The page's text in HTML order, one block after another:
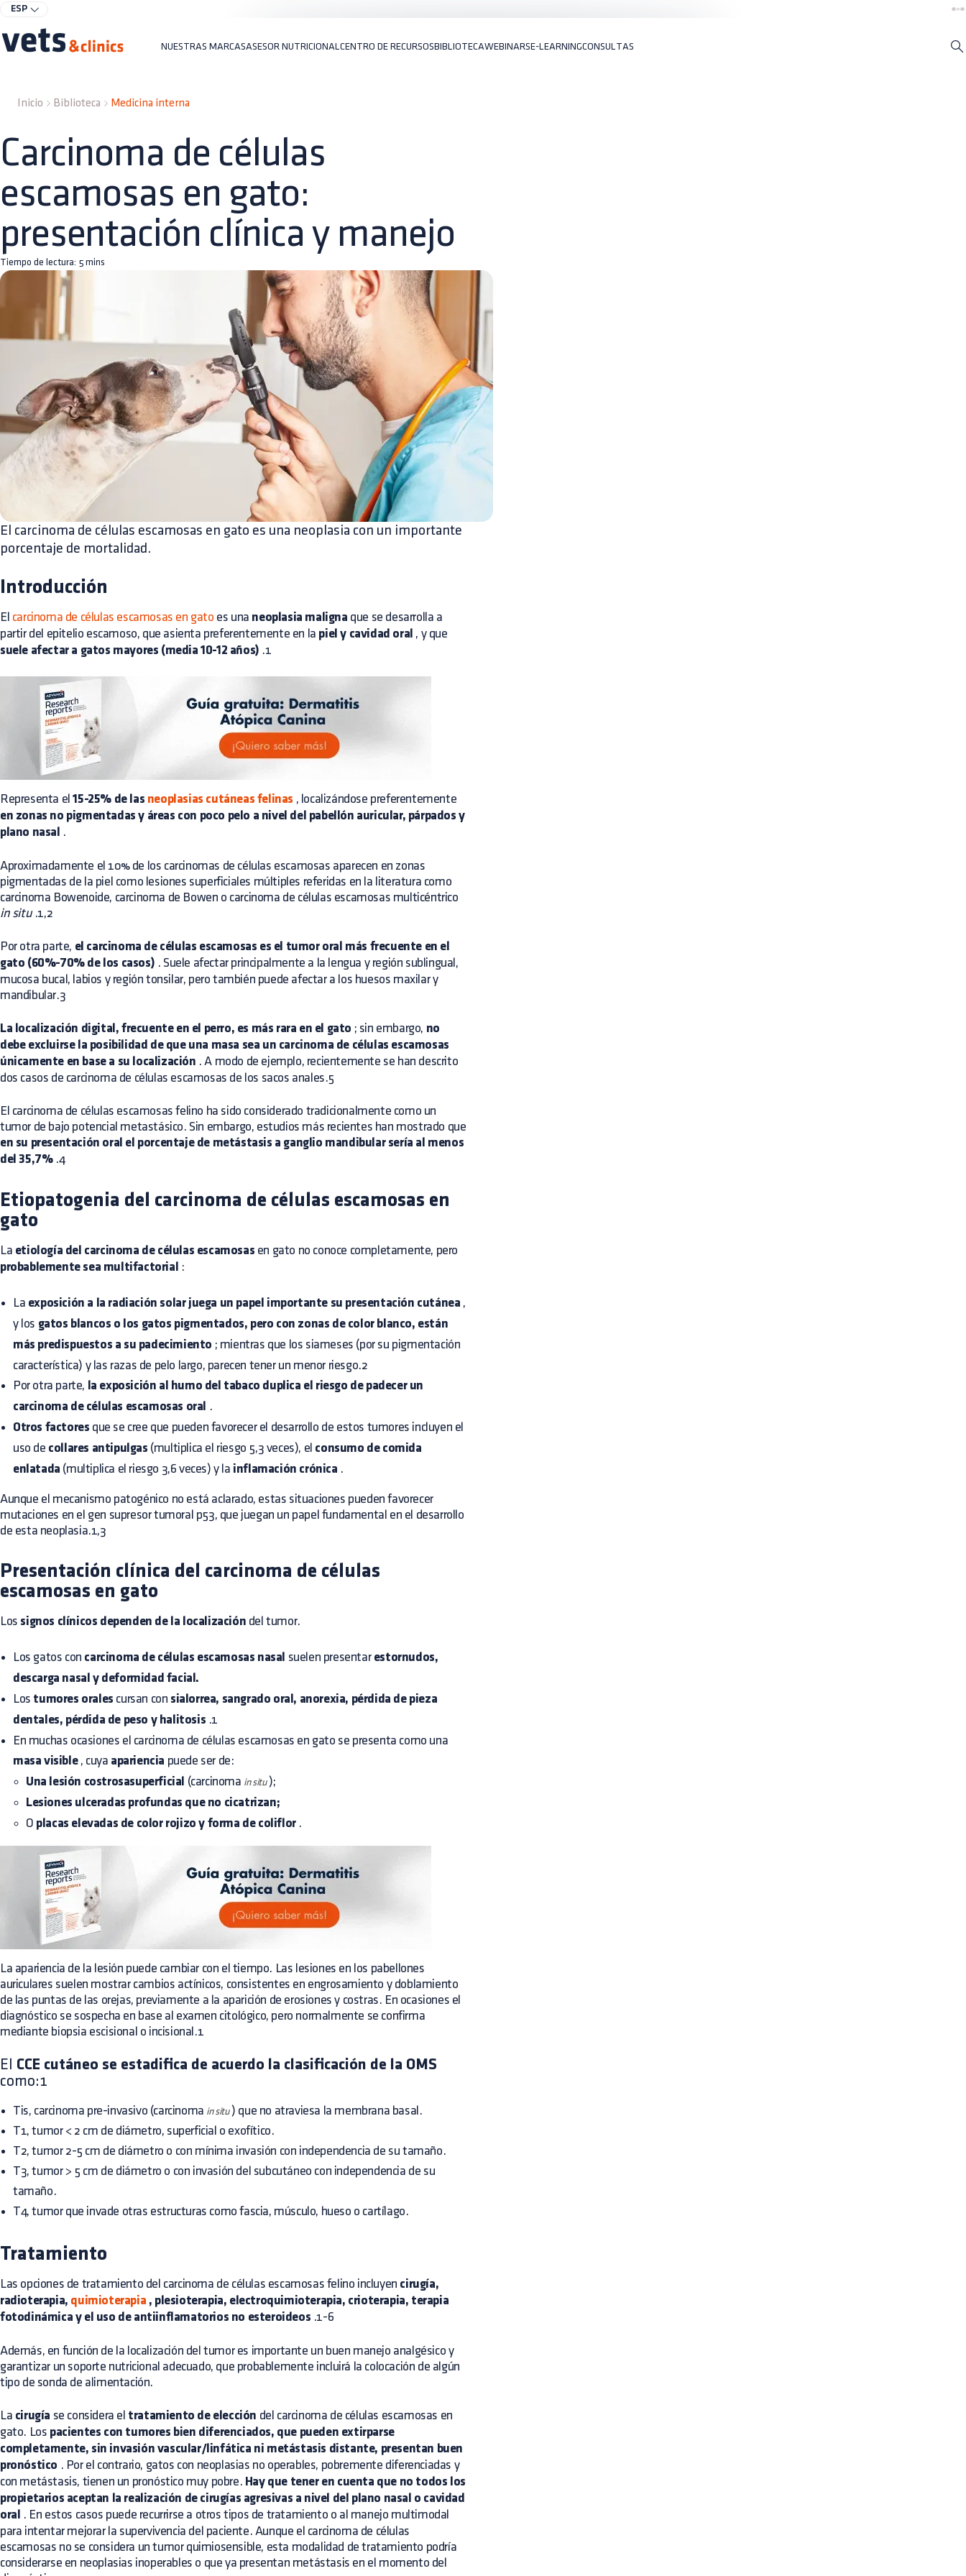
ESP
NUESTRAS MARCASASESOR NUTRICIONAL CENTRO DE RECURSOSBIBLIOTECAWEBINARSE-LEARNINGCONSULTAS
Inicio Biblioteca Medicina interna
Carcinoma de células
escamosas en gato:
presentación clínica y manejo
Tiempo de lectura: 5 mins
El carcinoma de células escamosas en gato es una neoplasia con un importante
porcentaje de mortalidad.
Introducción
El carcinoma de células escamosas en gato es una neoplasia maligna que se desarrolla a
partir del epitelio escamoso, que asienta preferentemente en la piel y cavidad oral , y que
suele afectar a gatos mayores (media 10-12 años) .1
Representa el15-25% de las neoplasias cutáneas felinas , localizándose preferentemente
en zonas no pigmentadas y áreas con poco pelo a nivel del pabellón auricular, párpados y
plano nasal .
Aproximadamente el 10% de los carcinomas de células escamosas aparecen en zonas
pigmentadas de la piel como lesiones superficiales múltiples referidas en la literatura como
carcinoma Bowenoide, carcinoma de Bowen o carcinoma de células escamosas multicéntrico
in situ.1,2
Por otra parte, el carcinoma de células escamosas es el tumor oral más frecuente en el
gato (60%-70% de los casos) . Suele afectar principalmente a la lengua y región sublingual,
mucosa bucal, labios y región tonsilar, pero también puede afectar a los huesos maxilar y
mandibular.3
La localización digital, frecuente en el perro, es más rara en el gato ; sin embargo, no
debe excluirse la posibilidad de que una masa sea un carcinoma de células escamosas
únicamente en base a su localización . A modo de ejemplo, recientemente se han descrito
dos casos de carcinoma de células escamosas de los sacos anales.5
El carcinoma de células escamosas felino ha sido considerado tradicionalmente como un
tumor de bajo potencial metastásico. Sin embargo, estudios más recientes han mostrado que
en su presentación oral el porcentaje de metástasis a ganglio mandibular sería al menos
del 35,7%.4
Etiopatogenia del carcinoma de células escamosas en
gato
La etiología del carcinoma de células escamosas en gato no conoce completamente, pero
probablemente sea multifactorial :
La exposición a la radiación solar juega un papel importante su presentación cutánea ,
y los gatos blancos o los gatos pigmentados, pero con zonas de color blanco, están
más predispuestos a su padecimiento ; mientras que los siameses (por su pigmentación
característica) y las razas de pelo largo, parecen tener un menor riesgo.2
Por otra parte, la exposición al humo del tabaco duplica el riesgo de padecer un
carcinoma de células escamosas oral .
Otros factores que se cree que pueden favorecer el desarrollo de estos tumores incluyen el
uso de collares antipulgas (multiplica el riesgo 5,3 veces), el consumo de comida
enlatada (multiplica el riesgo 3,6 veces) y la inflamación crónica .
Aunque el mecanismo patogénico no está aclarado, estas situaciones pueden favorecer
mutaciones en el gen supresor tumoral p53, que juegan un papel fundamental en el desarrollo
de esta neoplasia.1,3
Presentación clínica del carcinoma de células
escamosas en gato
Los signos clínicos dependen de la localización del tumor.
Los gatos con carcinoma de células escamosas nasal suelen presentar estornudos,
descarga nasal y deformidad facial.
Los tumores orales cursan con sialorrea, sangrado oral, anorexia, pérdida de pieza
dentales, pérdida de peso y halitosis .1
En muchas ocasiones el carcinoma de células escamosas en gato se presenta como una
masa visible, cuya apariencia puede ser de:
Una lesión costrosasuperficial (carcinoma in situ);
Lesiones ulceradas profundas que no cicatrizan;
O placas elevadas de color rojizo y forma de coliflor.
La apariencia de la lesión puede cambiar con el tiempo. Las lesiones en los pabellones
auriculares suelen mostrar cambios actínicos, consistentes en engrosamiento y doblamiento
de las puntas de las orejas, previamente a la aparición de erosiones y costras. En ocasiones el
diagnóstico se sospecha en base al examen citológico, pero normalmente se confirma
mediante biopsia escisional o incisional.1
El CCE cutáneo se estadifica de acuerdo la clasificación de la OMS
como:1
Tis, carcinoma pre-invasivo (carcinoma in situ) que no atraviesa la membrana basal.
T1, tumor < 2 cm de diámetro, superficial o exofítico.
T2, tumor 2-5 cm de diámetro o con mínima invasión con independencia de su tamaño.
T3, tumor > 5 cm de diámetro o con invasión del subcutáneo con independencia de su
tamaño.
T4, tumor que invade otras estructuras como fascia, músculo, hueso o cartílago.
Tratamiento
Las opciones de tratamiento del carcinoma de células escamosas felino incluyen cirugía,
radioterapia, quimioterapia , plesioterapia, electroquimioterapia, crioterapia, terapia
fotodinámica y el uso de antiinflamatorios no esteroideos .1-6
Además, en función de la localización del tumor es importante un buen manejo analgésico y
garantizar un soporte nutricional adecuado, que probablemente incluirá la colocación de algún
tipo de sonda de alimentación.
La cirugía se considera el tratamiento de elección del carcinoma de células escamosas en
gato. Los pacientes con tumores bien diferenciados, que pueden extirparse
completamente, sin invasión vascular/linfática ni metástasis distante, presentan buen
pronóstico . Por el contrario, gatos con neoplasias no operables, pobremente diferenciadas y
con metástasis, tienen un pronóstico muy pobre. Hay que tener en cuenta que no todos los
propietarios aceptan la realización de cirugías agresivas a nivel del plano nasal o cavidad
oral . En estos casos puede recurrirse a otros tipos de tratamiento o al manejo multimodal
para intentar mejorar la supervivencia del paciente. Aunque el carcinoma de células
escamosas no se considera un tumor quimiosensible, esta modalidad de tratamiento podría
considerarse en neoplasias inoperables o que ya presentan metástasis en el momento del